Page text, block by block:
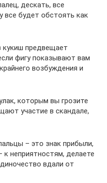
дескать, все
все будет обстоять как
кукиш предвещает
фигу показывают вам
возбуждения и
которым вы грозите
участие в скандале,
– это знак прибыли,
к неприятностям, делаете
вдали от